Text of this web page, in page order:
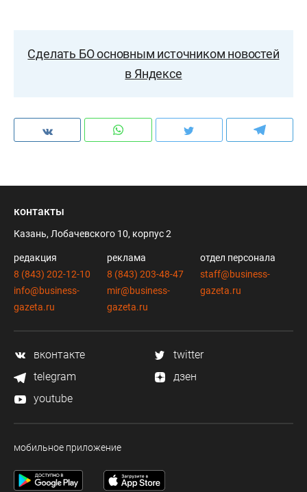
Сделать БО основным источником новостей
в Яндексе
контакты
Казань, Лобачевского 10, корпус 2
редакция
8 (843) 202-12-10
info@business-
gazeta.ru
реклама
8 (843) 203-48-47
mir@business-
gazeta.ru
отдел персонала
staff@business-
gazeta.ru
вконтакте
twitter
telegram
дзен
youtube
мобильное приложение